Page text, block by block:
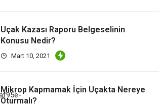
Uçak Kazası Raporu Belgeselinin
Konusu Nedir?
Mart 10, 2021
Mikrop Kapmamak İçin Uçakta Nereye
Oturmalı?